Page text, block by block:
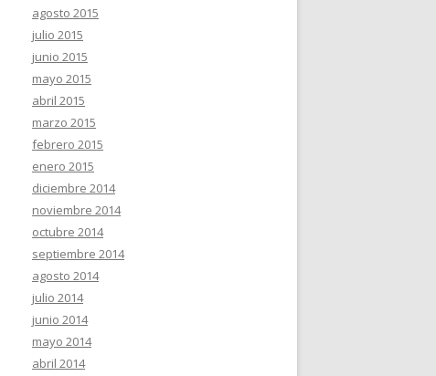
agosto 2015
julio 2015
junio 2015
mayo 2015
abril 2015
marzo 2015
febrero 2015
enero 2015
diciembre 2014
noviembre 2014
octubre 2014
septiembre 2014
agosto 2014
julio 2014
junio 2014
mayo 2014
abril 2014